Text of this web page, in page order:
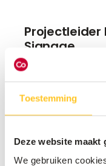
Toestemming
Deze website maakt
We gebruiken
Projectleider
Signage